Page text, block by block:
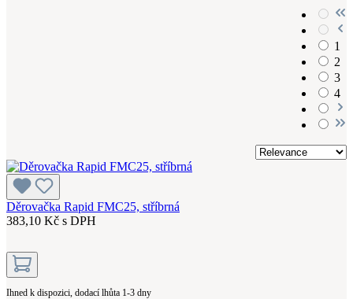
1
2
3
4
Děrovačka Rapid FMC25, stříbrná
383,10 Kč s DPH
Ihned k dispozici, dodací lhůta 1-3 dny